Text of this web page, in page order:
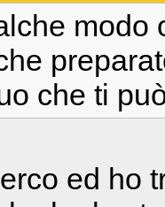
modo
che ti
ed ho